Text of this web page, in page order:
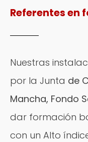
Referentes en
Nuestras
por la Junta de
Mancha, Fondo
dar formación
con un Alto